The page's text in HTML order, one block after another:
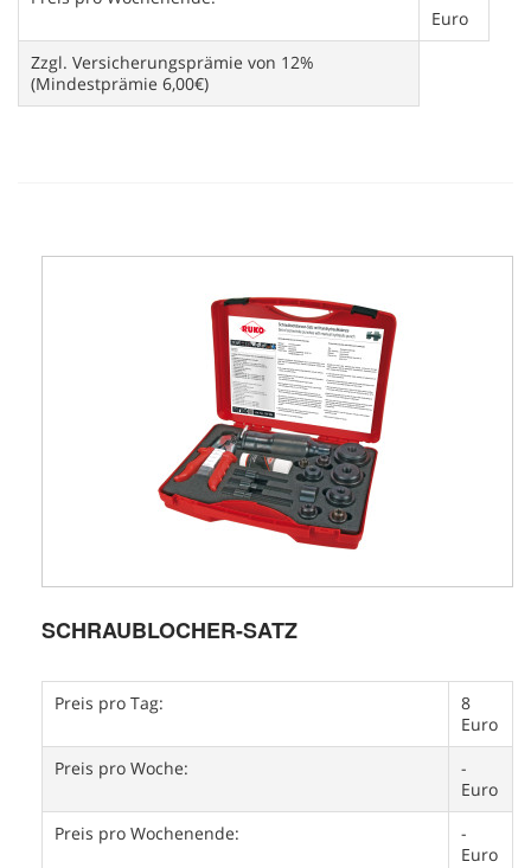
Euro
Zzgl. Versicherungsprämie von 12%
(Mindestprämie 6,00€)
SCHRAUBLOCHER-SATZ
Preis pro Tag:
8
Euro
Preis pro Woche:
-
Euro
Preis pro Wochenende:
-
Euro